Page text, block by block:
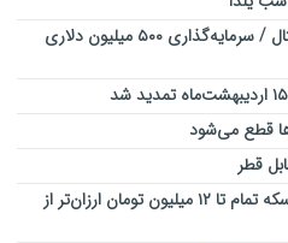
اتفاق عجیب در بازار ارزهای دیجیتال / سرمایه‌گذاری ۵۰۰ میلیون دلاری
قطع می‌شود
قطر
پنجمین مرحله پیش‌فروش سکه؛ سکه تمام تا ۱۲ میلیون تومان ارزان‌تر از